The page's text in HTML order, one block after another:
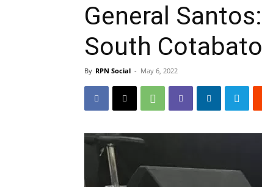
General
South
By RPN Social - May 6, 2022